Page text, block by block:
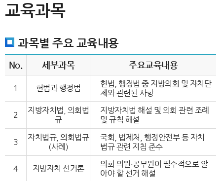
교육과목
과목별 주요 교육내용
No. 세부과목 주요교육내용
1 헌법과 행정법
헌법, 행정법 중 지방의회 및 자치단
체와 관련된 사항
2
지방자치법, 의회법
규
지방자치법 해설 및 의회 관련 조례
및 규칙 해설
3
자치법규, 의회법규
(사례)
국회, 법제처, 행정안전부 등 자치
법규 관련 지침 준수
4 지방자치 선거론
의회 의원·공무원이 필수적으로 알
아야 할 선거 해설